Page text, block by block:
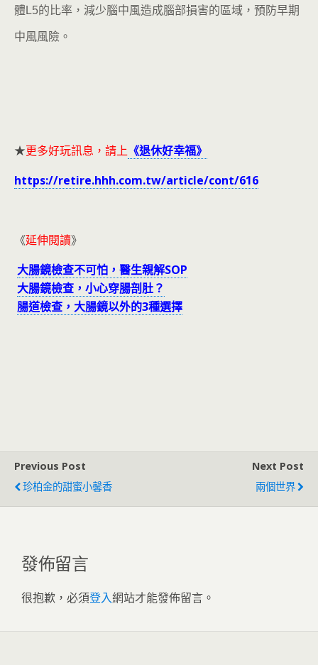
體L5的比率，減少腦中風造成腦部損害的區域，預防早期
中風風險。
★更多好玩訊息，請上 《退休好幸福》
https://retire.hhh.com.tw/article/cont/616
《延伸閱讀》
大腸鏡檢查不可怕，醫生親解SOP
大腸鏡檢查，小心穿腸剖肚？
腸道檢查，大腸鏡以外的3種選擇
Previous Post
珍柏金的甜蜜小馨香
Next Post
兩個世界
發佈留言
很抱歉，必須登入網站才能發佈留言。